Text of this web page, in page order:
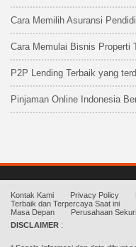
Cara Memilih Asuransi
Cara Memulai Bisnis Properti
P2P Lending Terbaik yang
Pinjaman Online Indonesia
Kontak Kami Privacy Policy
Terbaik dan Terpercaya Saat ini
Masa Depan
Perusahaan
DISCLAIMER :